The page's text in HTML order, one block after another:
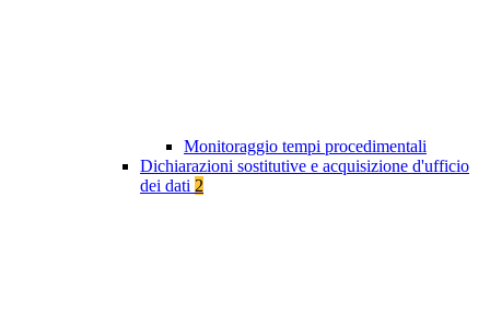
Monitoraggio tempi procedimentali
Dichiarazioni sostitutive e acquisizione d'ufficio
dei dati 2